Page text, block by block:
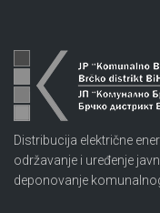
Distribucija električne
održavanje i uređenje
deponovanje